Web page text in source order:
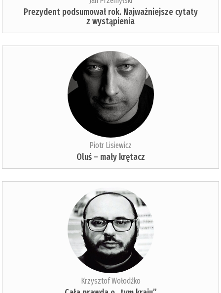
Prezydent podsumował rok. Najważniejsze cytaty
z wystąpienia
Piotr Lisiewicz
Oluś – mały krętacz
Krzysztof Wołodźko